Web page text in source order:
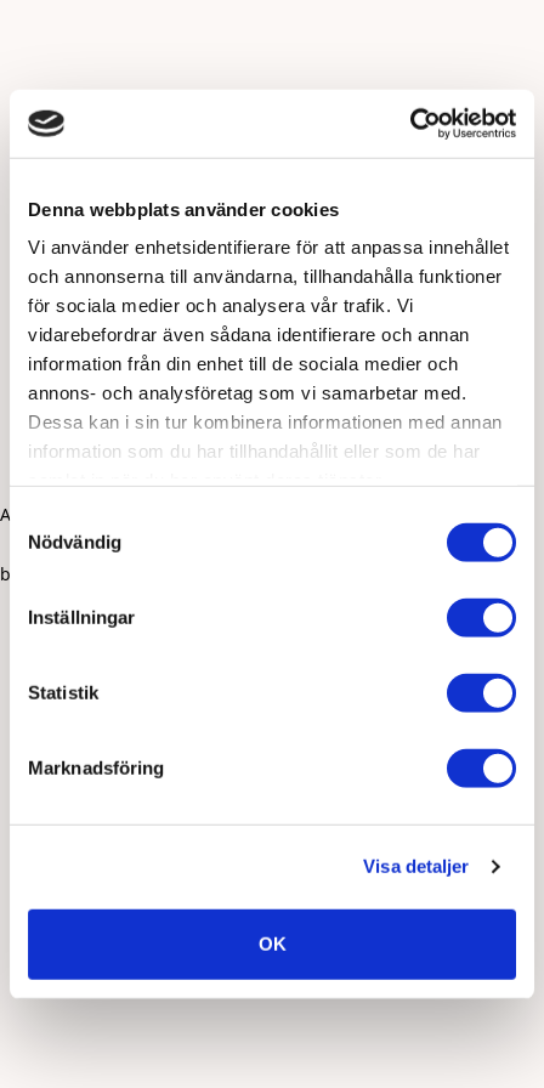
Denna webbplats använder cookies
Vi använder enhetsidentifierare för att anpassa innehållet
och annonserna till användarna, tillhandahålla funktioner
för sociala medier och analysera vår trafik. Vi
vidarebefordrar även sådana identifierare och annan
information från din enhet till de sociala medier och
annons- och analysföretag som vi samarbetar med.
Dessa kan i sin tur kombinera informationen med annan
information som du har tillhandahållit eller som de har
Samtyckesval
Nödvändig
Inställningar
Statistik
Marknadsföring
Visa detaljer
OK
Application error: a client-side exception has occurred (see the
browser console for more information)